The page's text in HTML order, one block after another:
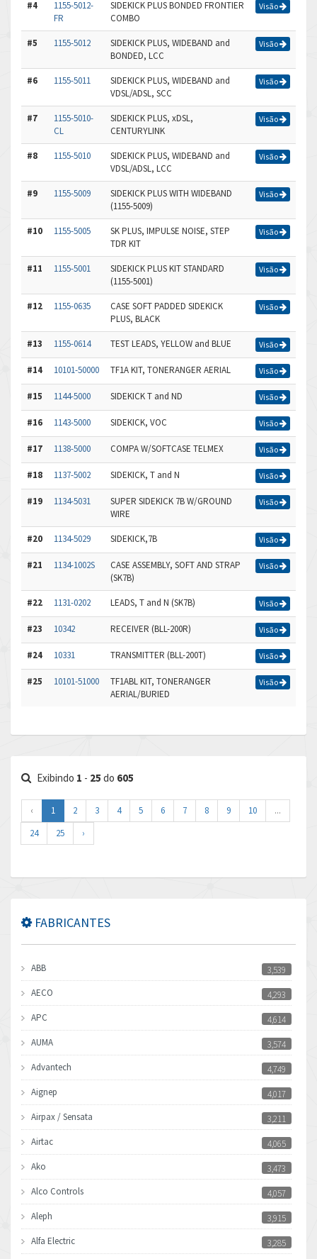
#4
1155-5012-
FR
SIDEKICK PLUS BONDED FRONTIER
COMBO
Visão
#5 1155-5012
SIDEKICK PLUS, WIDEBAND and
BONDED, LCC
Visão
#6 1155-5011
SIDEKICK PLUS, WIDEBAND and
VDSL/ADSL, SCC
Visão
#7
1155-5010-
CL
SIDEKICK PLUS, xDSL,
CENTURYLINK
Visão
#8 1155-5010
SIDEKICK PLUS, WIDEBAND and
VDSL/ADSL, LCC
Visão
#9 1155-5009
SIDEKICK PLUS WITH WIDEBAND
(1155-5009)
Visão
#10 1155-5005
SK PLUS, IMPULSE NOISE, STEP
TDR KIT
Visão
#11 1155-5001
SIDEKICK PLUS KIT STANDARD
(1155-5001)
Visão
#12 1155-0635
CASE SOFT PADDED SIDEKICK
PLUS, BLACK
Visão
#13 1155-0614 TEST LEADS, YELLOW and BLUE Visão
#14 10101-50000 TF1A KIT, TONERANGER AERIAL Visão
#15 1144-5000 SIDEKICK T and ND Visão
#16 1143-5000 SIDEKICK, VOC Visão
#17 1138-5000 COMPA W/SOFTCASE TELMEX Visão
#18 1137-5002 SIDEKICK, T and N Visão
#19 1134-5031
SUPER SIDEKICK 7B W/GROUND
WIRE
Visão
#20 1134-5029 SIDEKICK,7B Visão
#21 1134-1002S
CASE ASSEMBLY, SOFT AND STRAP
(SK7B)
Visão
#22 1131-0202 LEADS, T and N (SK7B) Visão
#23 10342 RECEIVER (BLL-200R) Visão
#24 10331 TRANSMITTER (BLL-200T) Visão
#25 10101-51000
TF1ABL KIT, TONERANGER
AERIAL/BURIED
Visão
Exibindo 1 - 25 do 605
‹ 1 2 3 4 5 6 7 8 9 10
...
24
25 ›
FABRICANTES
ABB
3,539
AECO
4,293
APC
4,614
AUMA
3,574
Advantech
4,749
Aignep
4,017
Airpax / Sensata
3,211
Airtac
4,065
Ako
3,473
Alco Controls
4,057
Aleph
3,915
Alfa Electric
3,285